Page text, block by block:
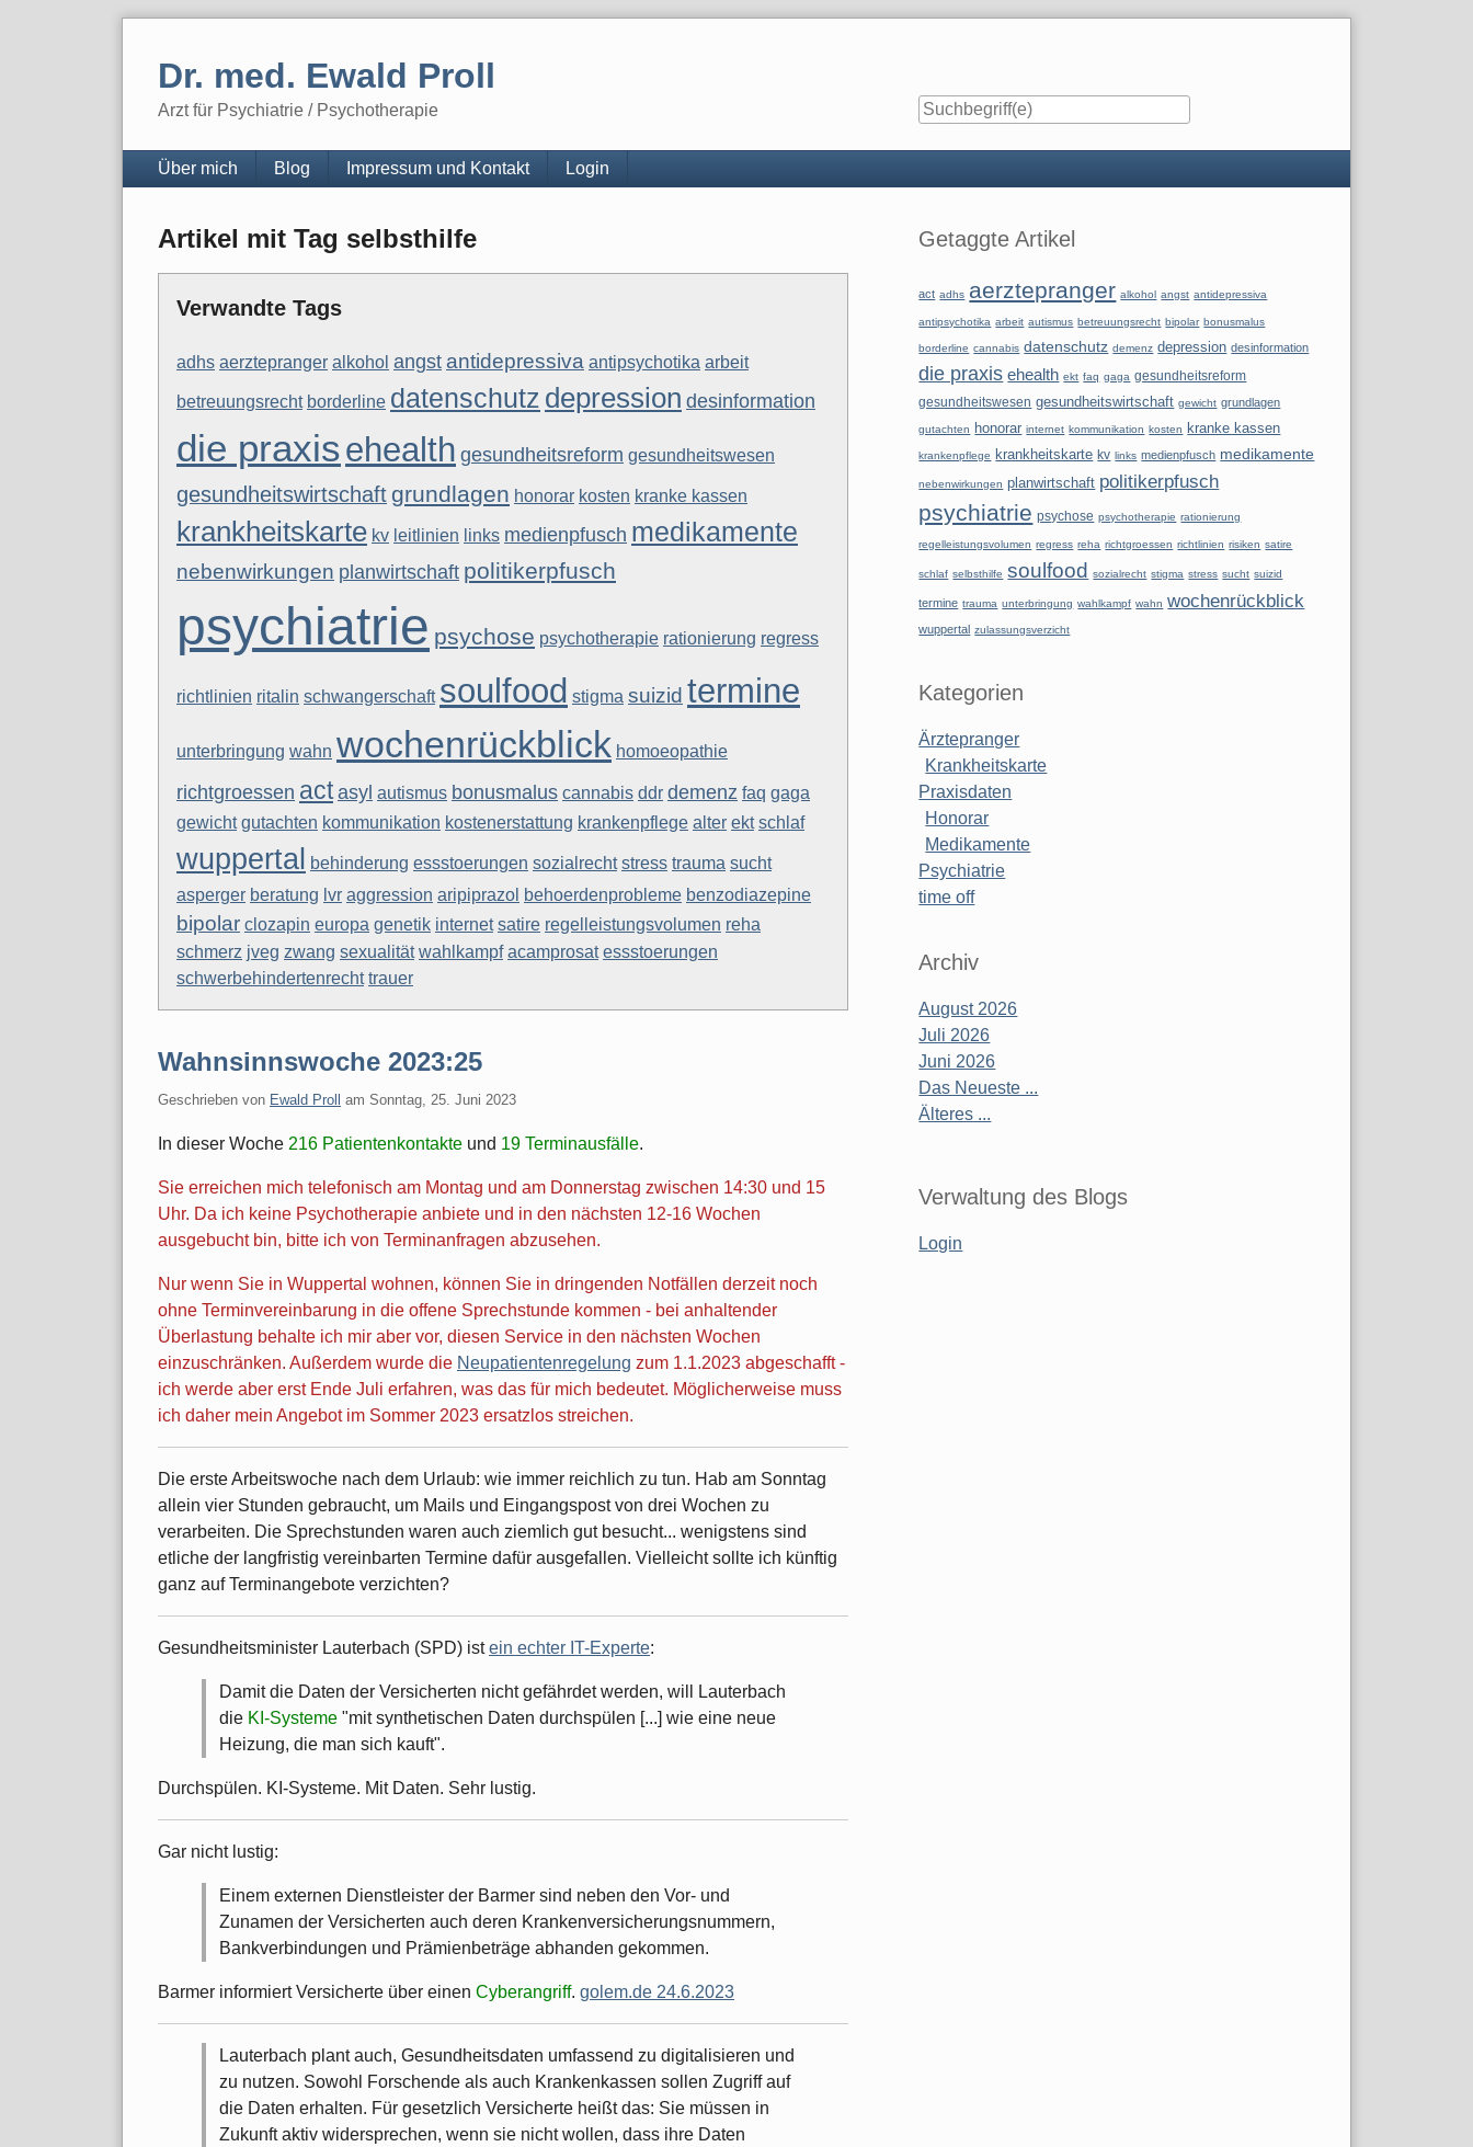
Dr. med. Ewald Proll
Arzt für Psychiatrie / Psychotherapie
Navigation
Über mich Blog Impressum und Kontakt Login
Artikel mit Tag selbsthilfe
Verwandte Tags
adhs aerztepranger alkohol angst antidepressiva antipsychotika arbeit
betreuungsrecht borderline datenschutz depression desinformation
die praxisehealth gesundheitsreform gesundheitswesen
gesundheitswirtschaft grundlagen honorar kosten kranke kassen
krankheitskarte kv leitlinien links medienpfusch medikamente
nebenwirkungen planwirtschaft politikerpfusch
psychiatrie psychose psychotherapie rationierung regress
richtlinien ritalin schwangerschaft soulfood stigma suizid termine
unterbringung wahn wochenrückblick homoeopathie
richtgroessen act asyl autismus bonusmalus cannabis ddr demenz faq gaga
gewicht gutachten kommunikation kostenerstattung krankenpflege alter ekt schlaf
wuppertal behinderung essstoerungen sozialrecht stress trauma sucht
asperger beratung lvr aggression aripiprazol behoerdenprobleme benzodiazepine
bipolar clozapin europa genetik internet satire regelleistungsvolumen reha
schmerz jveg zwang sexualität wahlkampf acamprosat essstoerungen
schwerbehindertenrecht trauer
Wahnsinnswoche 2023:25
Geschrieben von Ewald Proll am Sonntag, 25. Juni 2023
In dieser Woche 216 Patientenkontakte und 19 Terminausfälle.
Sie erreichen mich telefonisch am Montag und am Donnerstag zwischen 14:30 und 15
Uhr. Da ich keine Psychotherapie anbiete und in den nächsten 12-16 Wochen
ausgebucht bin, bitte ich von Terminanfragen abzusehen.
Nur wenn Sie in Wuppertal wohnen, können Sie in dringenden Notfällen derzeit noch
ohne Terminvereinbarung in die offene Sprechstunde kommen - bei anhaltender
Überlastung behalte ich mir aber vor, diesen Service in den nächsten Wochen
einzuschränken. Außerdem wurde die Neupatientenregelung zum 1.1.2023 abgeschafft -
ich werde aber erst Ende Juli erfahren, was das für mich bedeutet. Möglicherweise muss
ich daher mein Angebot im Sommer 2023 ersatzlos streichen.
Die erste Arbeitswoche nach dem Urlaub: wie immer reichlich zu tun. Hab am Sonntag
allein vier Stunden gebraucht, um Mails und Eingangspost von drei Wochen zu
verarbeiten. Die Sprechstunden waren auch ziemlich gut besucht... wenigstens sind
etliche der langfristig vereinbarten Termine dafür ausgefallen. Vielleicht sollte ich künftig
ganz auf Terminangebote verzichten?
Gesundheitsminister Lauterbach (SPD) istein echter IT-Experte:
Damit die Daten der Versicherten nicht gefährdet werden, will Lauterbach
die KI-Systeme "mit synthetischen Daten durchspülen [...] wie eine neue
Heizung, die man sich kauft".
Durchspülen. KI-Systeme. Mit Daten. Sehr lustig.
Gar nicht lustig:
Einem externen Dienstleister der Barmer sind neben den Vor- und
Zunamen der Versicherten auch deren Krankenversicherungsnummern,
Bankverbindungen und Prämienbeträge abhanden gekommen.
Barmer informiert Versicherte über einen Cyberangriff. golem.de 24.6.2023
Lauterbach plant auch, Gesundheitsdaten umfassend zu digitalisieren und
zu nutzen. Sowohl Forschende als auch Krankenkassen sollen Zugriff auf
die Daten erhalten. Für gesetzlich Versicherte heißt das: Sie müssen in
Zukunft aktiv widersprechen, wenn sie nicht wollen, dass ihre Daten
Seitenleiste
Getaggte Artikel
act adhs aerztepranger alkohol angst antidepressiva
antipsychotika arbeit autismus betreuungsrecht bipolar bonusmalus
borderline cannabis datenschutz demenz depression desinformation
die praxis ehealth ekt faq gaga gesundheitsreform
gesundheitswesen gesundheitswirtschaft gewicht grundlagen
gutachten honorar internet kommunikation kosten kranke kassen
krankenpflege krankheitskarte kv links medienpfusch medikamente
nebenwirkungen planwirtschaft politikerpfusch
psychiatrie psychose psychotherapie rationierung
regelleistungsvolumen regress reha richtgroessen richtlinien risiken satire
schlaf selbsthilfe soulfood sozialrecht stigma stress sucht suizid
termine trauma unterbringung wahlkampf wahn wochenrückblick
wuppertal zulassungsverzicht
Kategorien
Ärztepranger
Krankheitskarte
Praxisdaten
Honorar
Medikamente
Psychiatrie
time off
Archiv
August 2026
Juli 2026
Juni 2026
Das Neueste ...
Älteres ...
Verwaltung des Blogs
Login